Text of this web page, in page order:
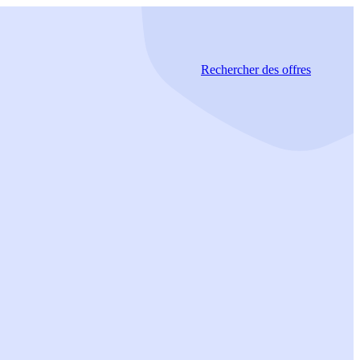
Rechercherdes offres